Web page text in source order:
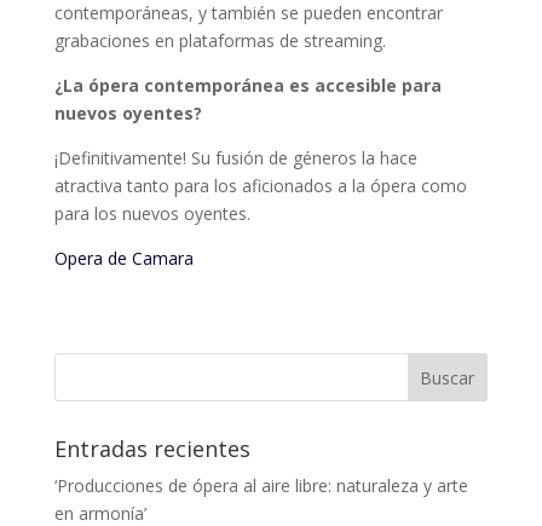
contemporáneas, y también se pueden encontrar
grabaciones en plataformas de streaming.
¿La ópera contemporánea es accesible para
nuevos oyentes?
¡Definitivamente! Su fusión de géneros la hace
atractiva tanto para los aficionados a la ópera como
para los nuevos oyentes.
Opera de Camara
Entradas recientes
‘Producciones de ópera al aire libre: naturaleza y arte
en armonía’